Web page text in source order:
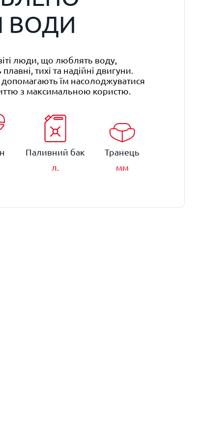
ВОДИ
люди, що люблять воду,
тихі та надійні двигуни.
допомагають їм насолоджуватися
з максимальною користю.
Паливний бак
л.
Транець
мм